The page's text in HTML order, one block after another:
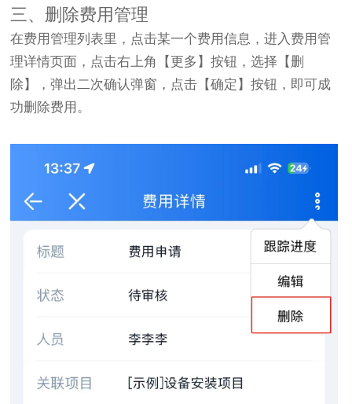
三、删除费用管理
在费用管理列表里，点击某一个费用信息，进入费用管
理详情页面，点击右上角【更多】按钮，选择【删
除】，弹出二次确认弹窗，点击【确定】按钮，即可成
功删除费用。